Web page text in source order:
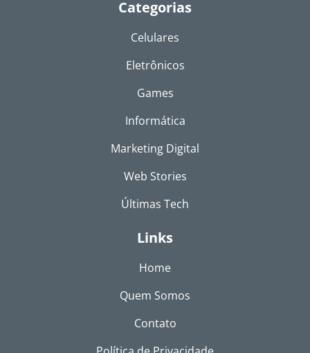
Categorias
Celulares
Eletrônicos
Games
Informática
Marketing Digital
Web Stories
Últimas Tech
Links
Home
Quem Somos
Contato